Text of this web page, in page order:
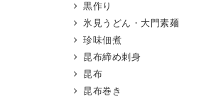
黒作り
氷見うどん・大門素麺
珍味佃煮
昆布締め刺身
昆布
昆布巻き